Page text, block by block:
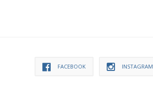
FACEBOOK INSTAGRAM